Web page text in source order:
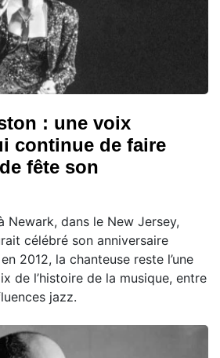
: une voix
continue de faire
fête son
Newark, dans le New Jersey,
célébré son anniversaire
2012, la chanteuse reste l’une
de l’histoire de la musique, entre
jazz.